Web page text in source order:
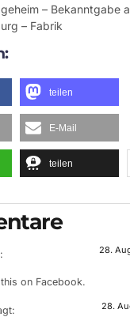
– Bekanntgabe
– Fabrik
teilen
E-Mail
teilen
28.
on Facebook.
28.